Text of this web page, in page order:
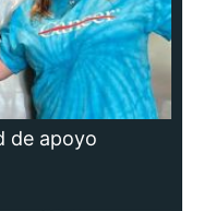
de apoyo